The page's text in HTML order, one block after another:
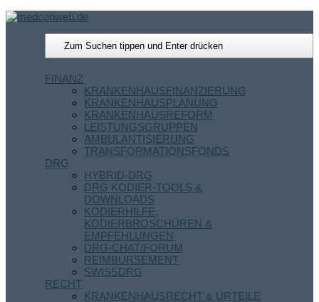
FINANZ
KRANKENHAUSFINANZIERUNG
KRANKENHAUSPLANUNG
KRANKENHAUSREFORM
LEISTUNGSGRUPPEN
AMBULANTISIERUNG
TRANSFORMATIONSFONDS
DRG
HYBRID-DRG
DRG KODIER-TOOLS &
DOWNLOADS
KODIERHILFE,
KODIERBROSCHÜREN &
EMPFEHLUNGEN
DRG-CHAT/FORUM
REIMBURSEMENT
SWISSDRG
RECHT
KRANKENHAUSRECHT & URTEILE